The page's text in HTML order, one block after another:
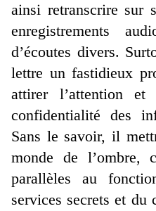
ainsi retranscrire sur
enregistrements
d’écoutes divers.
lettre un fastidieux
attirer l’attention
confidentialité des
Sans le savoir, il
monde de l’ombre,
parallèles au
services secrets et du